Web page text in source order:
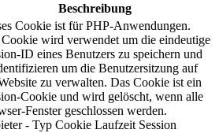
Beschreibung
Cookie ist für PHP-Anwendungen.
wird verwendet um die eindeutige
ID eines Benutzers zu speichern und
um die Benutzersitzung auf
zu verwalten. Das Cookie ist ein
Cookie und wird gelöscht, wenn alle
Fenster geschlossen werden.
- Typ Cookie Laufzeit Session